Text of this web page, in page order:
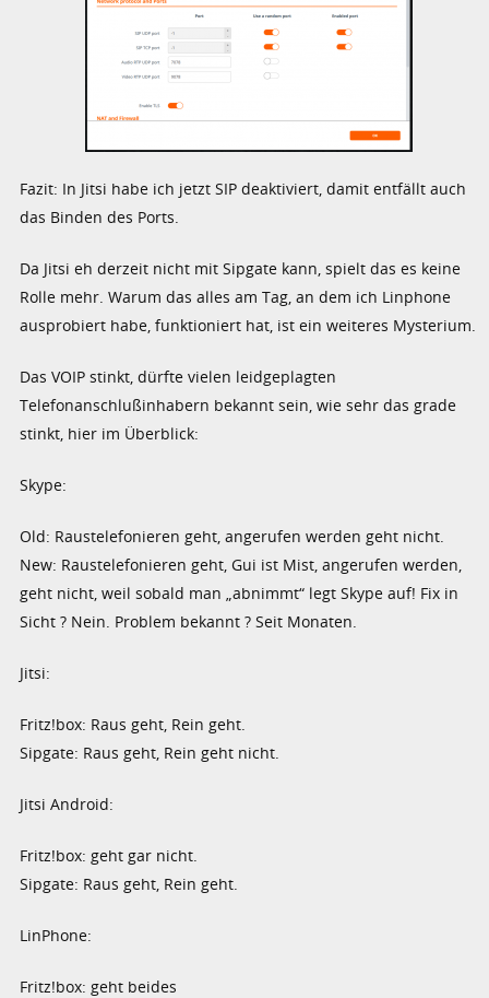
Fazit: In Jitsi habe ich jetzt SIP deaktiviert, damit entfällt auch
das Binden des Ports.
Da Jitsi eh derzeit nicht mit Sipgate kann, spielt das es keine
Rolle mehr. Warum das alles am Tag, an dem ich Linphone
ausprobiert habe, funktioniert hat, ist ein weiteres Mysterium.
Das VOIP stinkt, dürfte vielen leidgeplagten
Telefonanschlußinhabern bekannt sein, wie sehr das grade
stinkt, hier im Überblick:
Skype:
Old: Raustelefonieren geht, angerufen werden geht nicht.
New: Raustelefonieren geht, Gui ist Mist, angerufen werden,
geht nicht, weil sobald man „abnimmt“ legt Skype auf! Fix in
Sicht ? Nein. Problem bekannt ? Seit Monaten.
Jitsi:
Fritz!box: Raus geht, Rein geht.
Sipgate: Raus geht, Rein geht nicht.
Jitsi Android:
Fritz!box: geht gar nicht.
Sipgate: Raus geht, Rein geht.
LinPhone:
Fritz!box: geht beides